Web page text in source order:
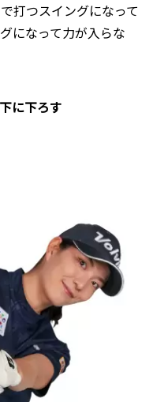
打つスイングになって
になって力が入らな
に下ろす